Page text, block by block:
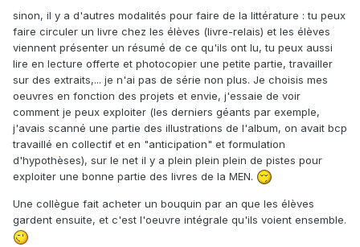
sinon, il y a d'autres modalités pour faire de la littérature : tu peux
faire circuler un livre chez les élèves (livre-relais) et les élèves
viennent présenter un résumé de ce qu'ils ont lu, tu peux aussi
lire en lecture offerte et photocopier une petite partie, travailler
sur des extraits,... je n'ai pas de série non plus. Je choisis mes
oeuvres en fonction des projets et envie, j'essaie de voir
comment je peux exploiter (les derniers géants par exemple,
j'avais scanné une partie des illustrations de l'album, on avait bcp
travaillé en collectif et en "anticipation" et formulation
d'hypothèses), sur le net il y a plein plein plein de pistes pour
exploiter une bonne partie des livres de la MEN.
Une collègue fait acheter un bouquin par an que les élèves
gardent ensuite, et c'est l'oeuvre intégrale qu'ils voient ensemble.